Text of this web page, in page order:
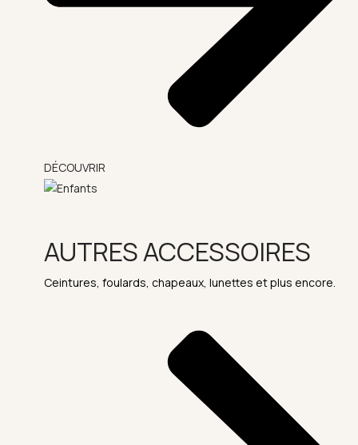
DÉCOUVRIR
AUTRES ACCESSOIRES
Ceintures, foulards, chapeaux, lunettes et plus encore.